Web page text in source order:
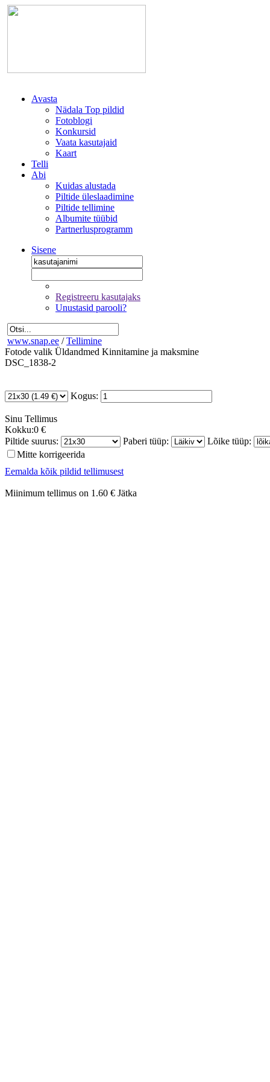
Avasta
Nädala Top pildid
Fotoblogi
Konkursid
Vaata kasutajaid
Kaart
Telli
Abi
Kuidas alustada
Piltide üleslaadimine
Piltide tellimine
Albumite tüübid
Partnerlusprogramm
Sisene
Registreeru kasutajaks
Unustasid parooli?
www.snap.ee / Tellimine
Fotode valik Üldandmed Kinnitamine ja maksmine
DSC_1838-2
Kogus:
Sinu Tellimus
Kokku:0 €
Piltide suurus:
Paberi tüüp:
Lõike tüüp:
Mitte korrigeerida
Eemalda kõik pildid tellimusest
Miinimum tellimus on 1.60 € Jätka